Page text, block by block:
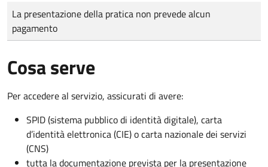
Tipo di pagamento
Importo
La presentazione della pratica non prevede alcun
pagamento
Cosa serve
Per accedere al servizio, assicurati di avere:
SPID (sistema pubblico di identità digitale), carta
d’identità elettronica (CIE) o carta nazionale dei servizi
(CNS)
tutta la documentazione prevista per la presentazione